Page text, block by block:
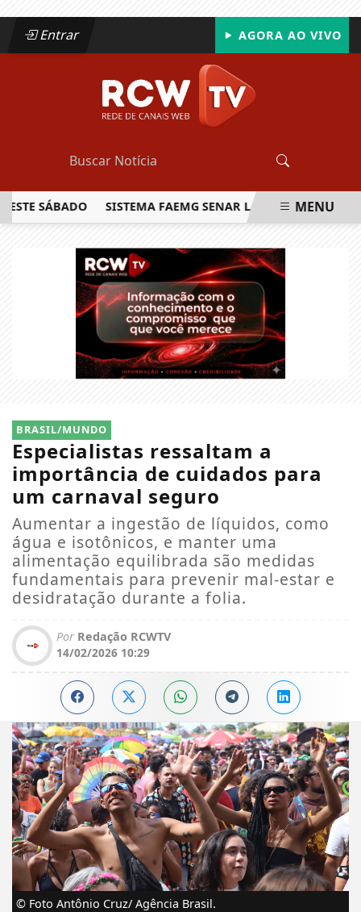
Entrar AGORA AO VIVO
SÁBADO SISTEMA FAEMG SENAR LANÇA O PRIMEIRO
MENU
BRASIL/MUNDO
Especialistas ressaltam a
importância de cuidados para
um carnaval seguro
Aumentar a ingestão de líquidos, como
água e isotônicos, e manter uma
alimentação equilibrada são medidas
fundamentais para prevenir mal-estar e
desidratação durante a folia.
Por Redação RCWTV
14/02/2026 10:29
© Foto Antônio Cruz/ Agência Brasil.